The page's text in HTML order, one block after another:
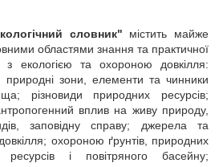
словник" містить майже
областями знання та практичної
з екологією та охороною довкілля:
природні зони, елементи та чинники
різновиди природних ресурсів;
вплив на живу природу,
заповідну справу; джерела та
охороною ґрунтів, природних
і повітряного басейну;